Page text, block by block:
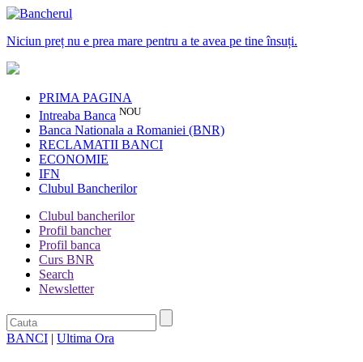
Niciun preț nu e prea mare pentru a te avea pe tine însuți.
PRIMA PAGINA
Intreaba Banca NOU
Banca Nationala a Romaniei (BNR)
RECLAMATII BANCI
ECONOMIE
IFN
Clubul Bancherilor
Clubul bancherilor
Profil bancher
Profil banca
Curs BNR
Search
Newsletter
BANCI | Ultima Ora